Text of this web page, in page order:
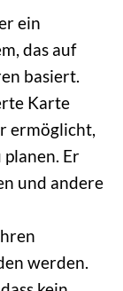
ein
das auf
basiert.
Karte
ermöglicht,
Er
und andere
werden.